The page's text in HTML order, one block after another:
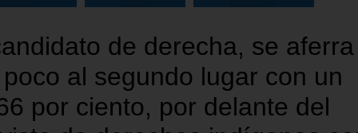
de derecha, se aferra
al segundo lugar con un
por ciento, por delante del